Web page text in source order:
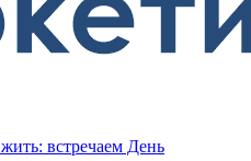
встречаем День